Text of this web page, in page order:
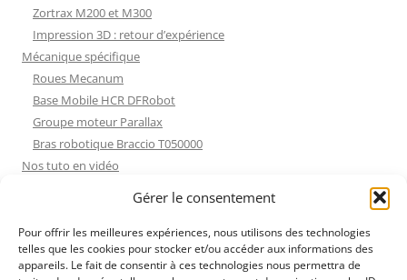
Gérer le consentement
Pour offrir les meilleures expériences, nous utilisons des technologies
telles que les cookies pour stocker et/ou accéder aux informations des
appareils. Le fait de consentir à ces technologies nous permettra de
Zortrax M200 et M300
Impression 3D : retour d’expérience
Mécanique spécifique
Roues Mecanum
Base Mobile HCR DFRobot
Groupe moteur Parallax
Bras robotique Braccio T050000
Nos tuto en vidéo
Les Moteurs Pas à Pas
Projets Processing
Amélioration de l’habitat